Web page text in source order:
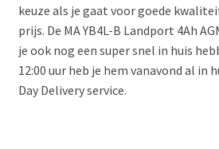
keuze als je gaat voor goede
prijs. De MA YB4L-B Landport 4Ah
je ook nog een super snel in huis
12:00 uur heb je hem vanavond al in
Day Delivery service.